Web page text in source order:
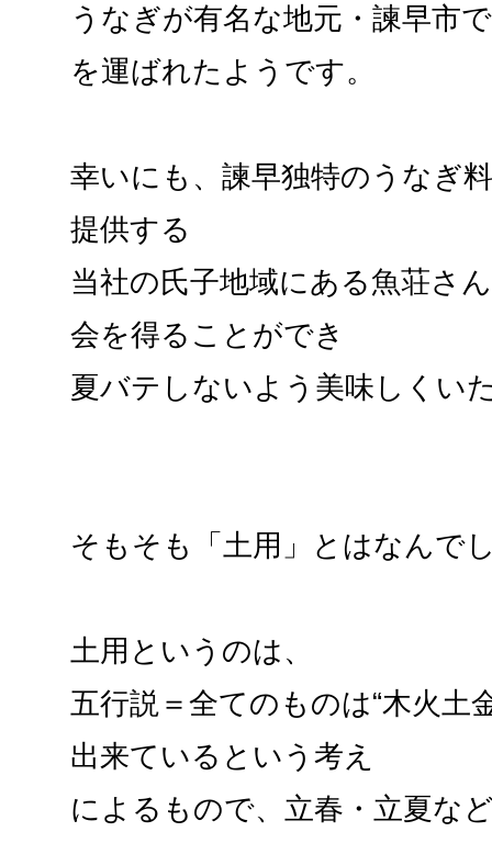
うなぎが有名な地元・諫早市
を運ばれたようです。
幸いにも、諫早独特のうなぎ
提供する
当社の氏子地域にある魚荘さ
会を得ることができ
夏バテしないよう美味しくい
そもそも「土用」とはなんで
土用というのは、
五行説＝全てのものは“木火土
出来ているという考え
によるもので、立春・立夏な